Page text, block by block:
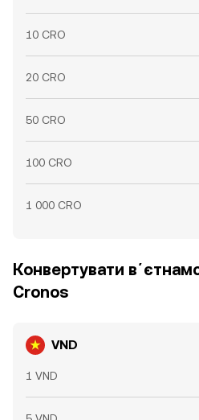
10 CRO
20 CRO
50 CRO
100 CRO
1 000 CRO
Конвертувати
Cronos
VND
1 VND